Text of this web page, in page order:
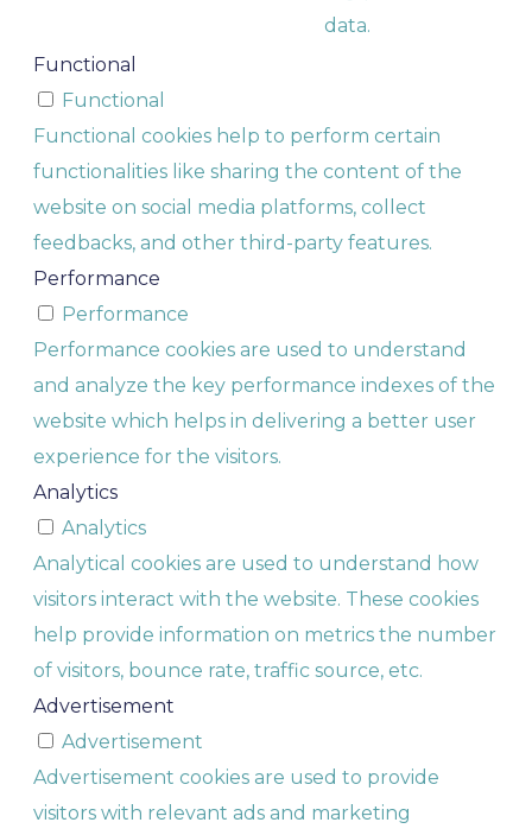
data.
Functional
Functional
Functional cookies help to perform certain
functionalities like sharing the content of the
website on social media platforms, collect
feedbacks, and other third-party features.
Performance
Performance
Performance cookies are used to understand
and analyze the key performance indexes of the
website which helps in delivering a better user
experience for the visitors.
Analytics
Analytics
Analytical cookies are used to understand how
visitors interact with the website. These cookies
help provide information on metrics the number
of visitors, bounce rate, traffic source, etc.
Advertisement
Advertisement
Advertisement cookies are used to provide
visitors with relevant ads and marketing